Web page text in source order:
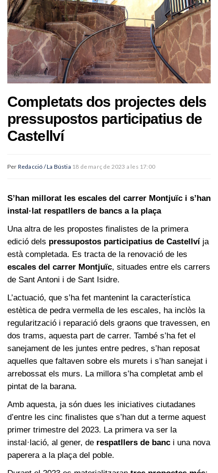
Completats dos projectes dels
pressupostos participatius de
Castellví
Per Redacció / La Bústia 18 de març de 2023 a les 17:00
S’han millorat les escales del carrer Montjuïc i s’han
instal·lat respatllers de bancs a la plaça
Una altra de les propostes finalistes de la primera
edició dels pressupostos participatius de Castellví ja
està completada. Es tracta de la renovació de les
escales del carrer Montjuïc, situades entre els carrers
de Sant Antoni i de Sant Isidre.
L’actuació, que s’ha fet mantenint la característica
estètica de pedra vermella de les escales, ha inclòs la
regularització i reparació dels graons que travessen, en
dos trams, aquesta part de carrer. També s’ha fet el
sanejament de les juntes entre pedres, s’han reposat
aquelles que faltaven sobre els murets i s’han sanejat i
arrebossat els murs. La millora s’ha completat amb el
pintat de la barana.
Amb aquesta, ja són dues les iniciatives ciutadanes
d’entre les cinc finalistes que s’han dut a terme aquest
primer trimestre del 2023. La primera va ser la
instal·lació, al gener, de respatllers de banc i una nova
paperera a la plaça del poble.